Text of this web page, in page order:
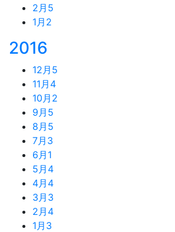
2月 5
1月 2
2016
12月 5
11月 4
10月 2
9月 5
8月 5
7月 3
6月 1
5月 4
4月 4
3月 3
2月 4
1月 3